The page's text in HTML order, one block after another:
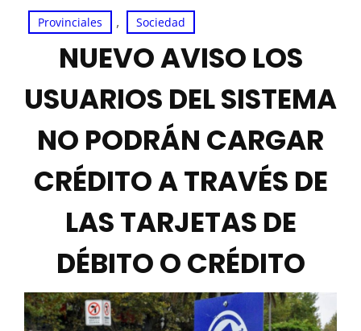
Provinciales , Sociedad
NUEVO AVISO LOS
USUARIOS DEL SISTEMA
NO PODRÁN CARGAR
CRÉDITO A TRAVÉS DE
LAS TARJETAS DE
DÉBITO O CRÉDITO